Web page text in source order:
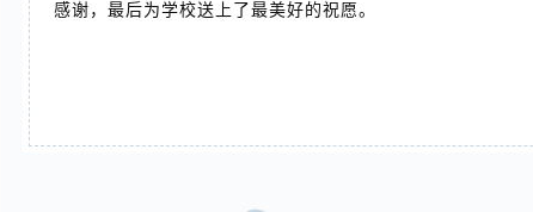
感谢，最后为学校送上了最美好的祝愿。